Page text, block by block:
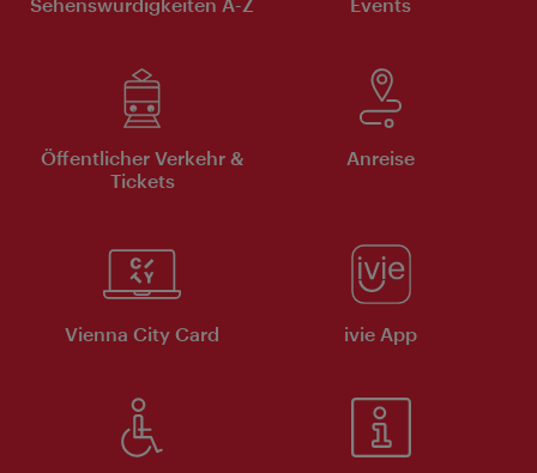
Öffentlicher Verkehr &
Tickets
Anreise
Vienna City Card ivie App